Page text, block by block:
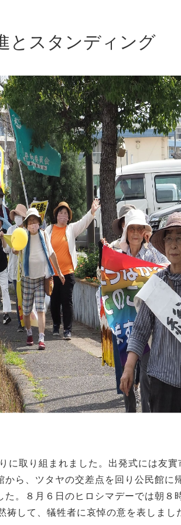
とスタンディング
取り組まれました。出発式には友實
ら、ツタヤの交差点を回り公民館に
。８月６日のヒロシマデーでは朝８
して、犠牲者に哀悼の意を表しまし